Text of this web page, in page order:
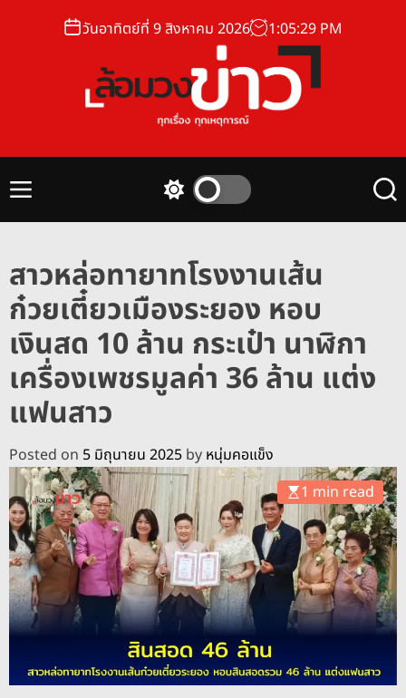
วันอาทิตย์ที่ 9 สิงหาคม 2026 1:05:30 PM
อ
า
ว
M
c
h
c
o
l
o
r
m
e
S
สาวหล่อทายาทโรงงานเส้น
ก๋วยเตี๋ยวเมืองระยอง หอบ
เงินสด 10 ล้าน กระเป๋า นาฬิกา
เครื่องเพชรมูลค่า 36 ล้าน แต่ง
แฟนสาว
Posted on 5 มิถุนายน 2025 by หนุ่มคอแข็ง
1 min read